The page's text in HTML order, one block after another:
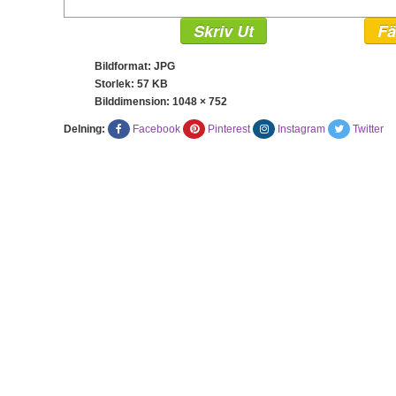
Skriv Ut
Bildformat: JPG
Storlek: 57 KB
Bilddimension: 1048 × 752
Delning: Facebook Pinterest Instagram Twitter